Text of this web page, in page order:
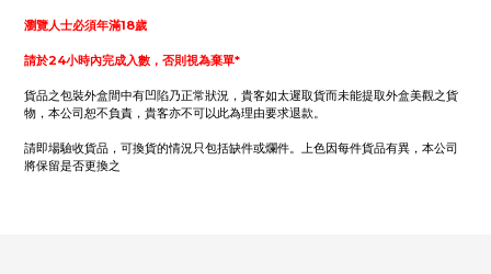
瀏覽人士必須年滿18歲
請於24小時內完成入數，否則視為棄單*
貨品之包裝外盒間中有凹陷乃正常狀況，貴客如太遲取貨而未能提取外盒美觀之貨
物，本公司恕不負責，貴客亦不可以此為理由要求退款。
請即場驗收貨品，可換貨的情況只包括缺件或爛件。上色因每件貨品有異，本公司
將保留是否更換之